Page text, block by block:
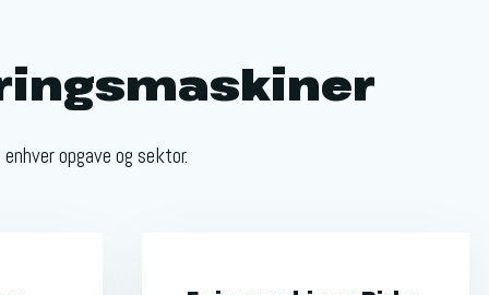
opgave og sektor.